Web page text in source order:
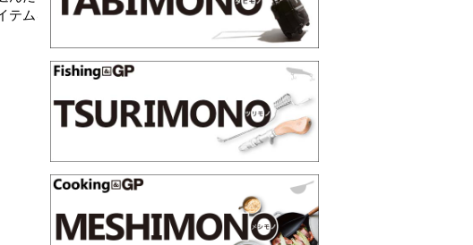
期AWARD】